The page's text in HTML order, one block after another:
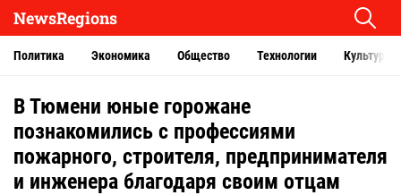
NewsRegions
Политика Экономика Общество Технологии Культура
В Тюмени юные горожане
познакомились с профессиями
пожарного, строителя, предпринимателя
и инженера благодаря своим отцам